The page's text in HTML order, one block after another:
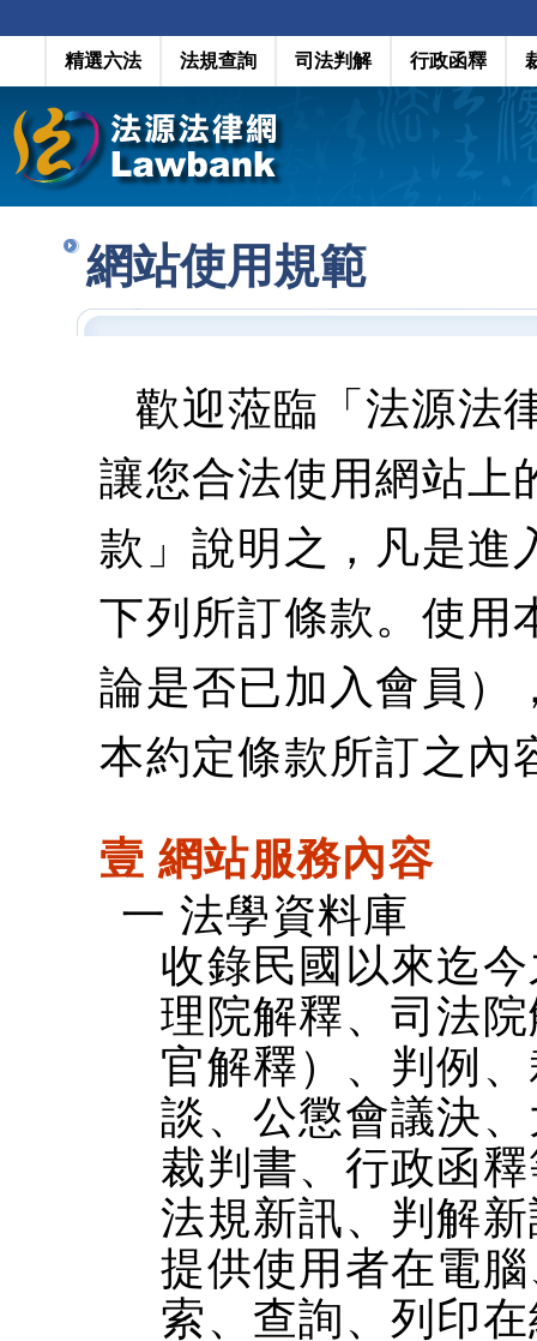
精選六法 法規查詢 司法判解 行政函釋
網站使用規範
歡迎蒞臨「法源法
讓您合法使用網站上
款」說明之，凡是進
下列所訂條款。使用
論是否已加入會員）
本約定條款所訂之內
壹 網站服務內容
一 法學資料庫
收錄民國以來迄
理院解釋、司法
官解釋）、判例
談、公懲會議決
裁判書、行政函
法規新訊、判解
提供使用者在電
索、查詢、列印